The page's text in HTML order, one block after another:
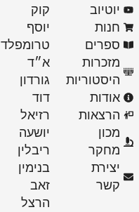
יוטיוב
חנות
ספרים
מזכרות
היסטוריות
אודות
הרצאות
מכון
מחקר
יצירת
קשר
קוק
יוסף
טרומפלדור
א״ד
גורדון
דוד
רזיאל
יושעה
ריבלין
בנימין
זאב
הרצל